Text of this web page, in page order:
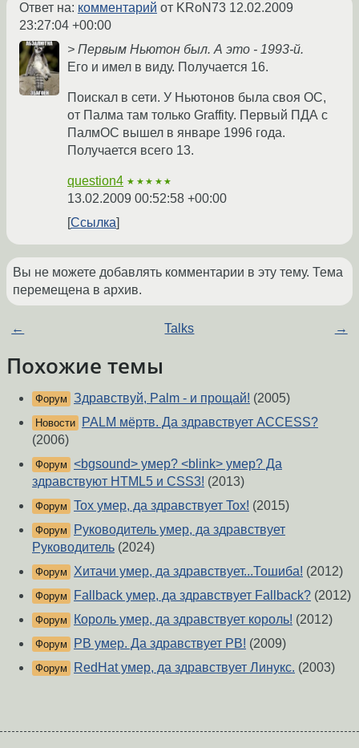
Ответ на: комментарий от KRoN73 12.02.2009
23:27:04 +00:00
> Первым Ньютон был. А это - 1993-й.
Его и имел в виду. Получается 16.
Поискал в сети. У Ньютонов была своя ОС,
от Палма там только Graffity. Первый ПДА с
ПалмОС вышел в январе 1996 года.
Получается всего 13.
question4 ★★★★★
13.02.2009 00:52:58 +00:00
Ссылка
Вы не можете добавлять комментарии в эту тему. Тема
перемещена в архив.
← Talks →
Похожие темы
Форум Здравствуй, Palm - и прощай! (2005)
Новости
PALM мёртв. Да здравствует ACCESS?
(2006)
Форум <bgsound> умер? <blink> умер? Да
здравствуют HTML5 и CSS3! (2013)
Форум Tox умер, да здравствует Tox! (2015)
Форум
Руководитель умер, да здравствует
Руководитель (2024)
Форум Хитачи умер, да здравствует...Тошиба! (2012)
Форум Fallback умер, да здравствует Fallback? (2012)
Форум Король умер, да здравствует король! (2012)
Форум PB умер. Да здравствует PB! (2009)
Форум RedHat умер, да здравствует Линукс. (2003)